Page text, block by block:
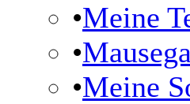
•Meine
•
•Meine